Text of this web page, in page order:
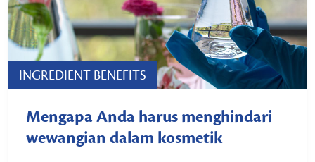
INGREDIENT BENEFITS
Mengapa Anda harus menghindari
wewangian dalam kosmetik